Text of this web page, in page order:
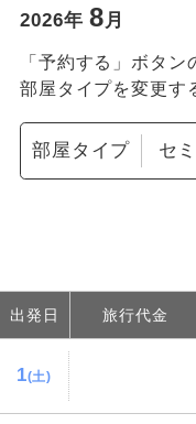
2026年 8月
「予約する」ボタ
部屋タイプを変更す
部屋タイプ
出発日 旅行代金
1(土)